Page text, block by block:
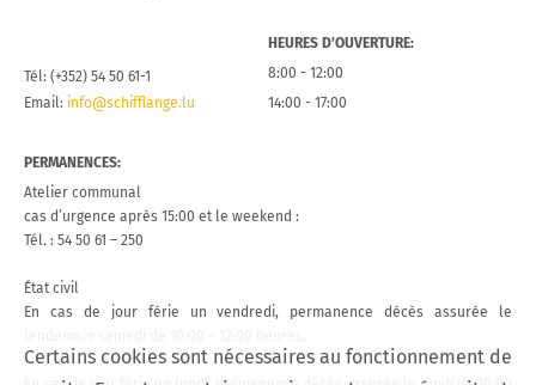
Tél: (+352) 54 50 61-1
Email: info@schifflange.lu
HEURES D’OUVERTURE:
8:00 - 12:00
14:00 - 17:00
PERMANENCES:
Atelier communal
cas d’urgence après 15:00 et le weekend :
Tél. : 54 50 61 – 250
État civil
En cas de jour férie un vendredi, permanence décès assurée le
Certains cookies sont nécessaires au fonctionnement de